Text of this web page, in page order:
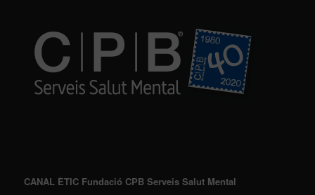
CANAL ÈTIC Fundació CPB Serveis Salut Mental